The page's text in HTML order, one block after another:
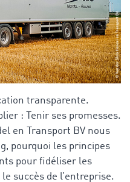
transparente.
: Tenir ses promesses.
en Transport BV nous
pourquoi les principes
pour fidéliser les
succès de l’entreprise.